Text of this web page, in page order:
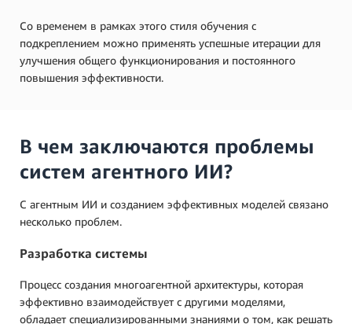
Со временем в рамках этого стиля обучения с
подкреплением можно применять успешные итерации для
улучшения общего функционирования и постоянного
повышения эффективности.
В чем заключаются проблемы
систем агентного ИИ?
С агентным ИИ и созданием эффективных моделей связано
несколько проблем.
Разработка системы
Процесс создания многоагентной архитектуры, которая
эффективно взаимодействует с другими моделями,
обладает специализированными знаниями о том, как решать